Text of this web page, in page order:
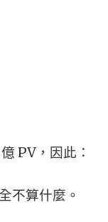
PV，因此：
不算什麼。